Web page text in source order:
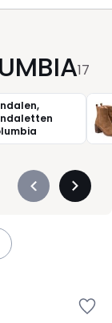
17
Précédent